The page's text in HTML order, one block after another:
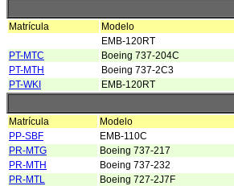
Matrícula Modelo
EMB-120RT
PT-MTC
Boeing 737-204C
PT-MTH
Boeing 737-2C3
PT-WKI
EMB-120RT
Matrícula Modelo
PP-SBF
EMB-110C
PR-MTG
Boeing 737-217
PR-MTH
Boeing 737-232
PR-MTL
Boeing 727-2J7F